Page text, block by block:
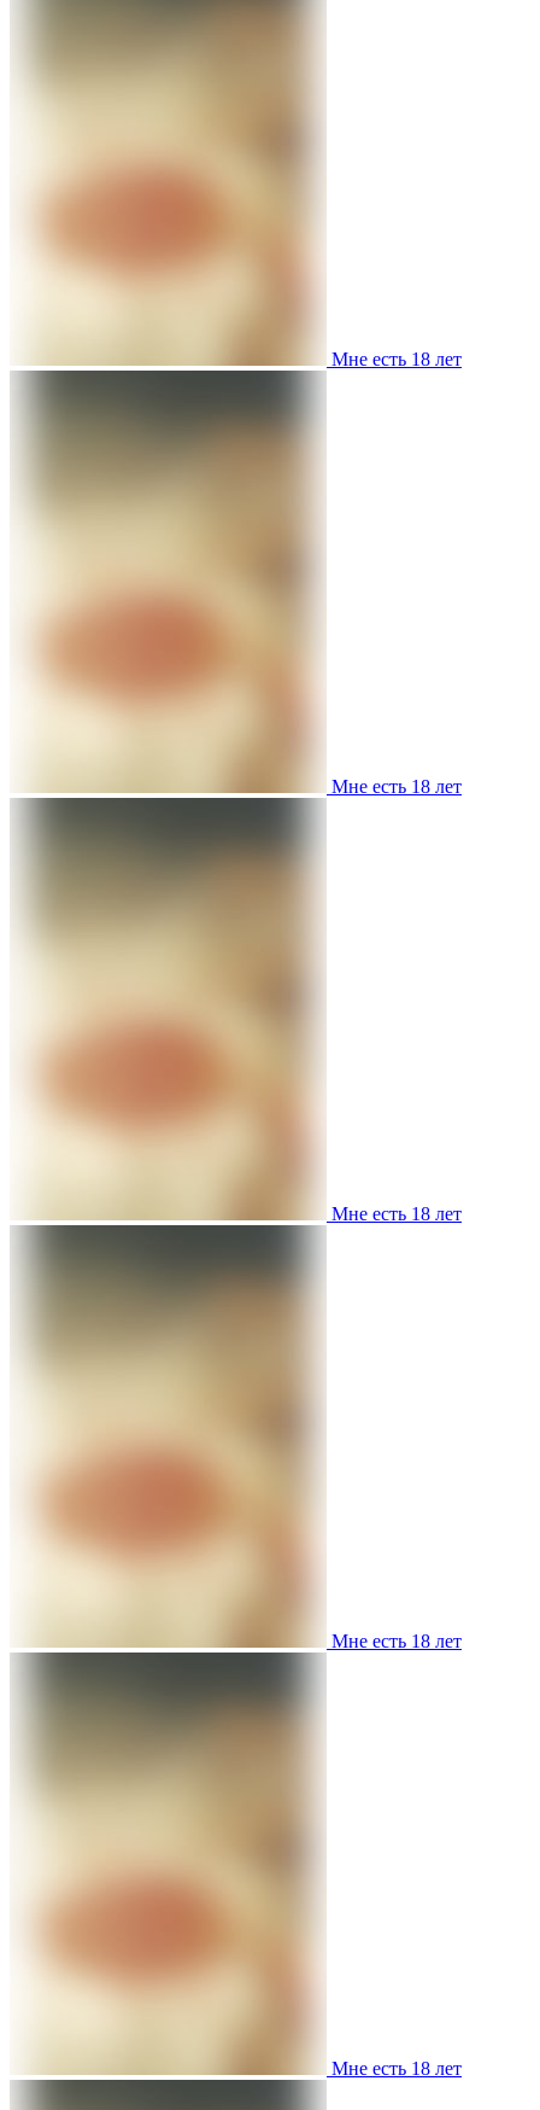
Мне есть 18 лет
Мне есть 18 лет
Мне есть 18 лет
Мне есть 18 лет
Мне есть 18 лет